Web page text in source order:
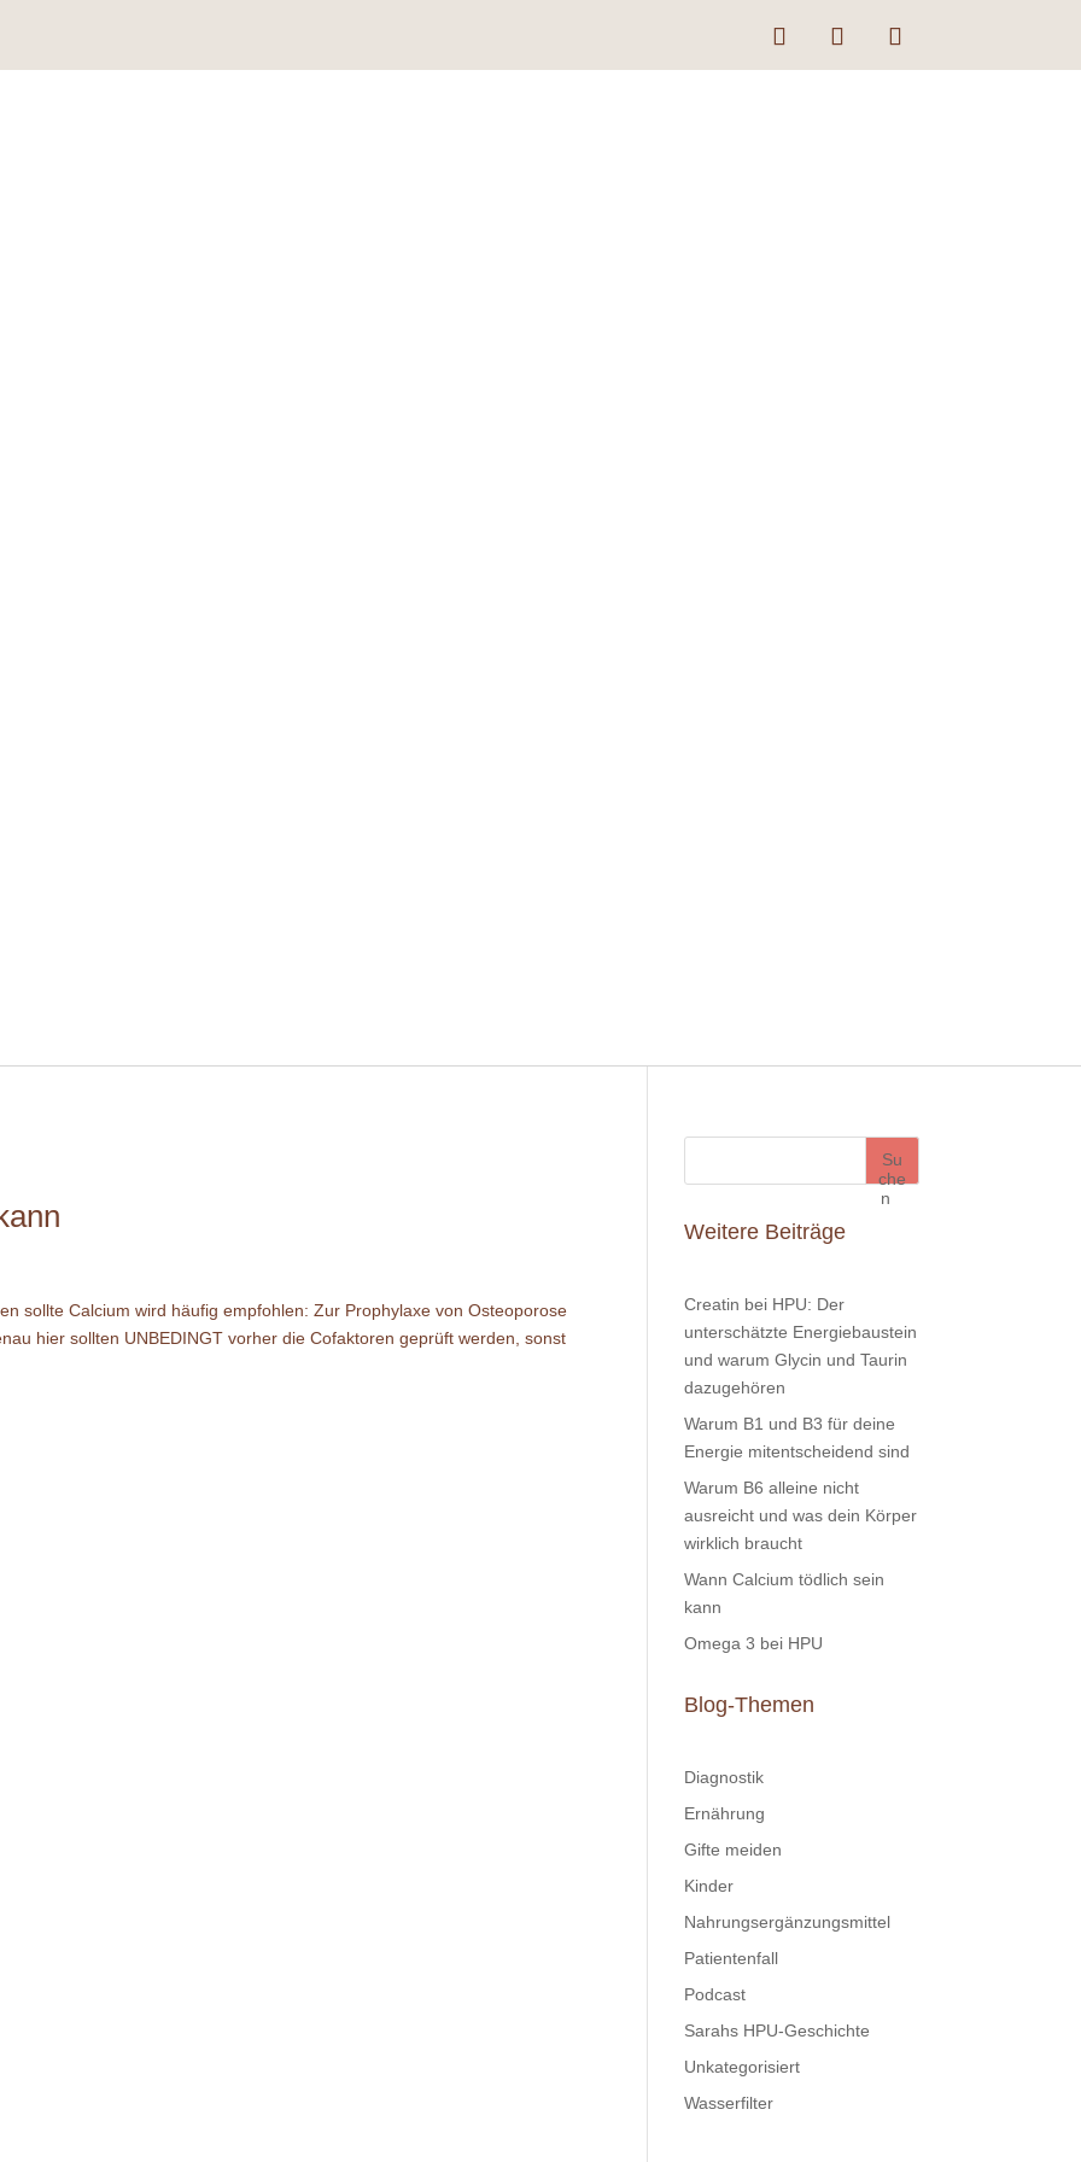
sollte Calcium wird häufig empfohlen: Zur Prophylaxe von Osteoporose
hier sollten UNBEDINGT vorher die Cofaktoren geprüft werden, sonst
Su
che
n
Weitere Beiträge
Creatin bei HPU: Der
unterschätzte Energiebaustein
und warum Glycin und Taurin
dazugehören
Warum B1 und B3 für deine
Energie mitentscheidend sind
Warum B6 alleine nicht
ausreicht und was dein Körper
wirklich braucht
Wann Calcium tödlich sein
kann
Omega 3 bei HPU
Blog-Themen
Diagnostik
Ernährung
Gifte meiden
Kinder
Nahrungsergänzungsmittel
Patientenfall
Podcast
Sarahs HPU-Geschichte
Unkategorisiert
Wasserfilter